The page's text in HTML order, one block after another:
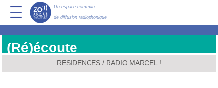
Un espace commun
de diffusion radiophonique
(Ré)écoute
RESIDENCES / RADIO MARCEL !